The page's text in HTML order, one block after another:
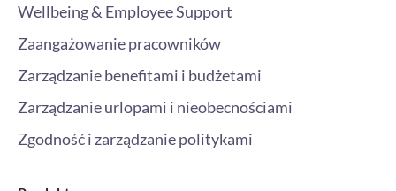
Wellbeing & Employee Support
Zaangażowanie pracowników
Zarządzanie benefitami i budżetami
Zarządzanie urlopami i nieobecnościami
Zgodność i zarządzanie politykami